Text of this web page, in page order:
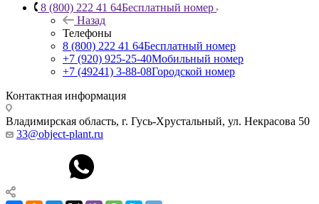
8 (800) 222 41 64Бесплатный номер
Назад
Телефоны
8 (800) 222 41 64Бесплатный номер
+7 (920) 925-25-40Мобильный номер
+7 (49241) 3-88-08Городской номер
Контактная информация
Владимирская область, г. Гусь-Хрустальный, ул. Некрасова 50
33@object-plant.ru